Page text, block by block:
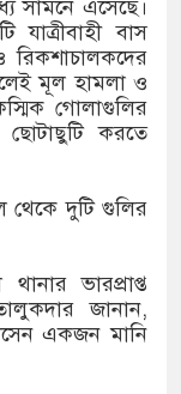
সামনে এসেছে।
যাত্রীবাহী বাস
রিকশাচালকদের
মূল হামলা ও
গোলাগুলির
ছোটাছুটি করতে
থেকে দুটি গুলির
ভারপ্রাপ্ত
জানান,
একজন মানি